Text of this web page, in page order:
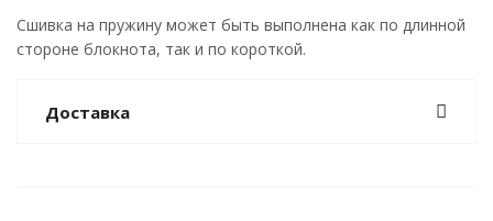
Сшивка на пружину может быть выполнена как по длинной
стороне блокнота, так и по короткой.
Доставка